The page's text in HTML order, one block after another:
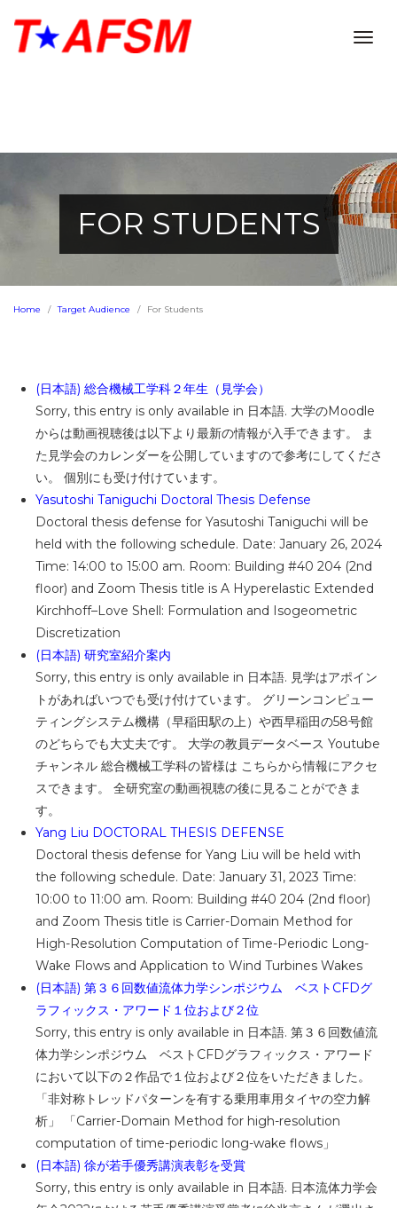
FOR STUDENTS
Home Target Audience For Students
(日本語) 総合機械工学科２年生（見学会）
Sorry, this entry is only available in 日本語. 大学のMoodle
からは動画視聴後は以下より最新の情報が入手できます。 ま
た見学会のカレンダーを公開していますので参考にしてくださ
い。 個別にも受け付けています。
Yasutoshi Taniguchi Doctoral Thesis Defense
Doctoral thesis defense for Yasutoshi Taniguchi will be
held with the following schedule. Date: January 26, 2024
Time: 14:00 to 15:00 am. Room: Building #40 204 (2nd
floor) and Zoom Thesis title is A Hyperelastic Extended
Kirchhoff–Love Shell: Formulation and Isogeometric
Discretization
(日本語) 研究室紹介案内
Sorry, this entry is only available in 日本語. 見学はアポイン
トがあればいつでも受け付けています。 グリーンコンピュー
ティングシステム機構（早稲田駅の上）や西早稲田の58号館
のどちらでも大丈夫です。 大学の教員データベース Youtube
チャンネル 総合機械工学科の皆様は こちらから情報にアクセ
スできます。 全研究室の動画視聴の後に見ることができま
す。
Yang Liu DOCTORAL THESIS DEFENSE
Doctoral thesis defense for Yang Liu will be held with
the following schedule. Date: January 31, 2023 Time:
10:00 to 11:00 am. Room: Building #40 204 (2nd floor)
and Zoom Thesis title is Carrier-Domain Method for
High-Resolution Computation of Time-Periodic Long-
Wake Flows and Application to Wind Turbines Wakes
(日本語) 第３６回数値流体力学シンポジウム ベストCFDグ
ラフィックス・アワード１位および２位
Sorry, this entry is only available in 日本語. 第３６回数値流
体力学シンポジウム ベストCFDグラフィックス・アワード
において以下の２作品で１位および２位をいただきました。
「非対称トレッドパターンを有する乗用車用タイヤの空力解
析」 「Carrier-Domain Method for high-resolution
computation of time-periodic long-wake flows」
(日本語) 徐が若手優秀講演表彰を受賞
Sorry, this entry is only available in 日本語. 日本流体力学会